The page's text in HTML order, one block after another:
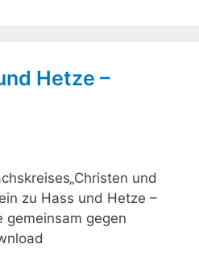
Hetze –
und
zu Hass und Hetze –
gemeinsam gegen